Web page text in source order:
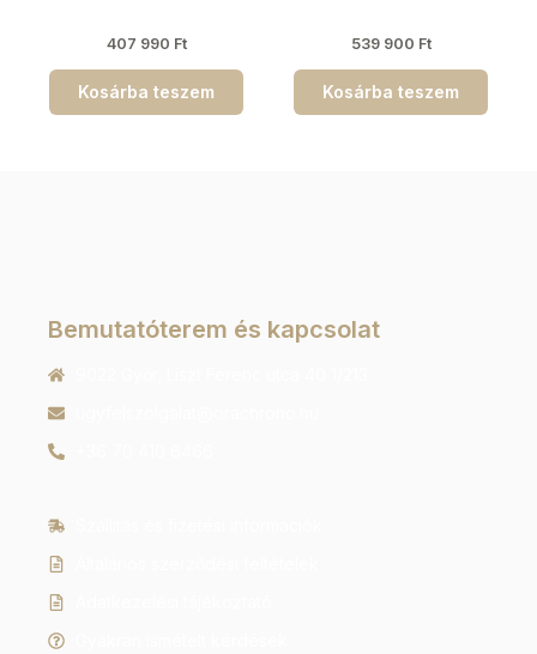
407 990 Ft
Kosárba teszem
539 900 Ft
Kosárba teszem
Bemutatóterem és kapcsolat